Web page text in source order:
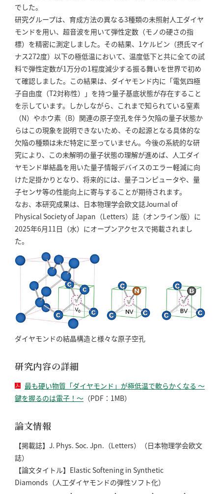
でした。
研究グループは、育成方法の異なる3種類の未照射人工ダイヤ
モンドを用い、超音波を用いて弾性定数（モノの硬さの指
標）を精密に測定しました。その結果、1ケルビン（摂氏マイ
ナス272度）以下の極低温において、温度低下と共に全ての試
料で弾性定数が1万分の1程度減少する振る舞いを世界で初め
て確認しました。この結果は、ダイヤモンド内に「電気四極
子自由度（T2対称性）」を持つ量子基底状態が存在すること
を示しています。しかしながら、これまで知られている窒素
（N）やホウ素（B）関連の原子空孔を伴う欠陥の量子状態か
らはこの現象を説明できないため、その起源となる具体的な
欠陥の種類は未だ特定に至っていません。今後の系統的な研
究により、この未解明の量子状態の理解が進めば、人工ダイ
ヤモンド単結晶を用いた量子情報デバイスのエラー軽減に向
けた足掛かりとなり、将来的には、量子コンピュータや、量
子センサ等の性能向上に寄与することが期待されます。
なお、本研究成果は、日本物理学会欧文誌Journal of
Physical Society of Japan（Letters）誌（オンライン版）に
2025年6月11日（水）にオープンアクセスで掲載されまし
た。
ダイヤモンドの結晶構造と様々な原子空孔
研究内容の詳細
最も硬い物質「ダイヤモンド」が極低温で軟らかくなる ～
鍵を握るのは電子！〜 （PDF：1MB）
論文情報
【掲載誌】J. Phys. Soc. Jpn.（Letters）（日本物理学会欧文
誌）
【論文タイトル】Elastic Softening in Synthetic
Diamonds（人工ダイヤモンドの弾性ソフト化）